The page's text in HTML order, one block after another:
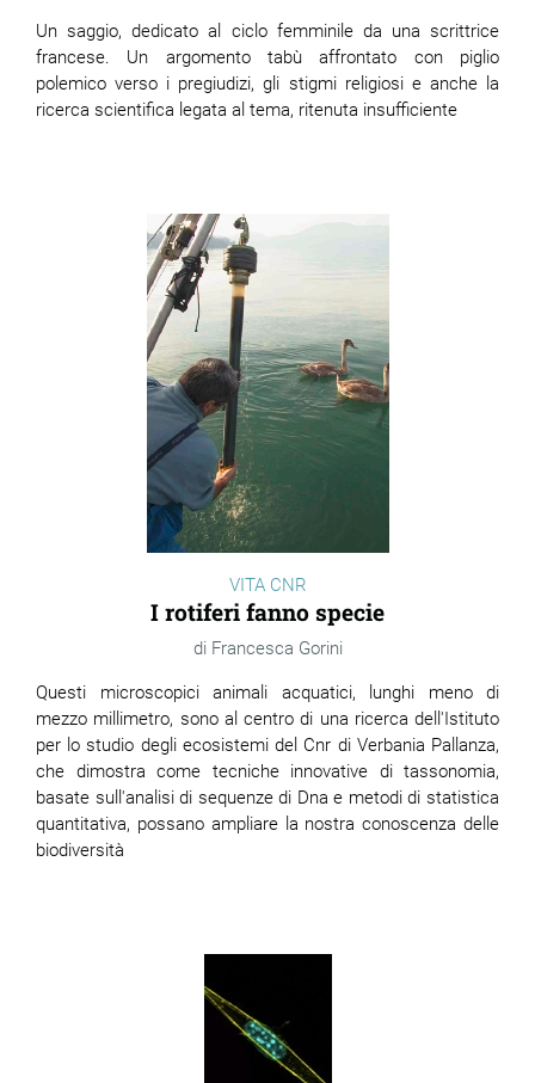
Un saggio, dedicato al ciclo femminile da una scrittrice
francese. Un argomento tabù affrontato con piglio
polemico verso i pregiudizi, gli stigmi religiosi e anche la
ricerca scientifica legata al tema, ritenuta insufficiente
VITA CNR
I rotiferi fanno specie
Francesca Gorini
Questi microscopici animali acquatici, lunghi meno di
mezzo millimetro, sono al centro di una ricerca dell'Istituto
per lo studio degli ecosistemi del Cnr di Verbania Pallanza,
che dimostra come tecniche innovative di tassonomia,
basate sull'analisi di sequenze di Dna e metodi di statistica
quantitativa, possano ampliare la nostra conoscenza delle
biodiversità